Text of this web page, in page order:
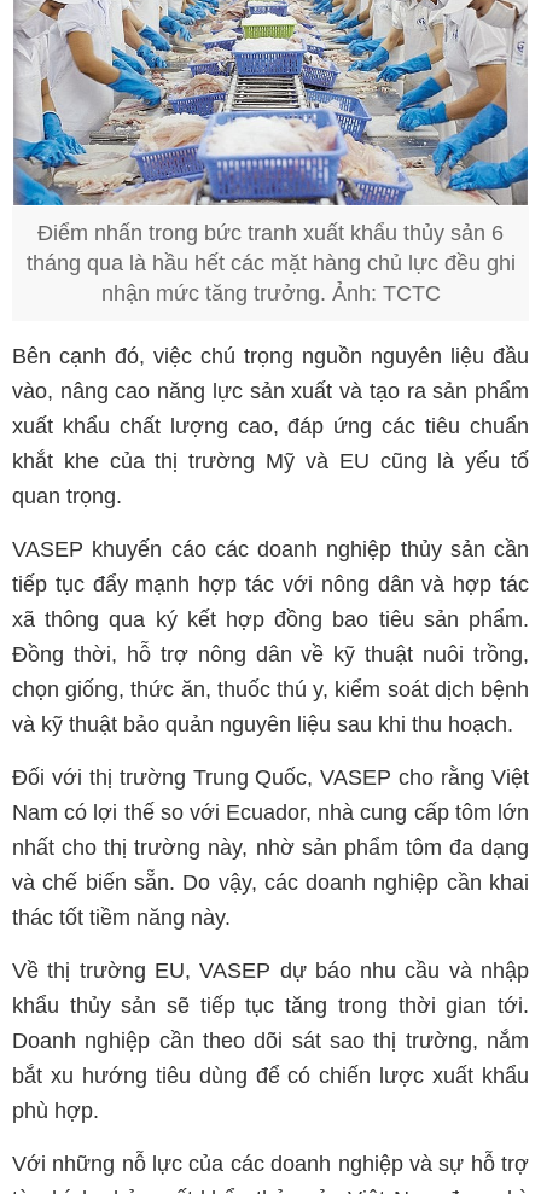
Điểm nhấn trong bức tranh xuất khẩu thủy sản 6
tháng qua là hầu hết các mặt hàng chủ lực đều ghi
nhận mức tăng trưởng. Ảnh: TCTC
Bên cạnh đó, việc chú trọng nguồn nguyên liệu đầu
vào, nâng cao năng lực sản xuất và tạo ra sản phẩm
xuất khẩu chất lượng cao, đáp ứng các tiêu chuẩn
khắt khe của thị trường Mỹ và EU cũng là yếu tố
quan trọng.
VASEP khuyến cáo các doanh nghiệp thủy sản cần
tiếp tục đẩy mạnh hợp tác với nông dân và hợp tác
xã thông qua ký kết hợp đồng bao tiêu sản phẩm.
Đồng thời, hỗ trợ nông dân về kỹ thuật nuôi trồng,
chọn giống, thức ăn, thuốc thú y, kiểm soát dịch bệnh
và kỹ thuật bảo quản nguyên liệu sau khi thu hoạch.
Đối với thị trường Trung Quốc, VASEP cho rằng Việt
Nam có lợi thế so với Ecuador, nhà cung cấp tôm lớn
nhất cho thị trường này, nhờ sản phẩm tôm đa dạng
và chế biến sẵn. Do vậy, các doanh nghiệp cần khai
thác tốt tiềm năng này.
Về thị trường EU, VASEP dự báo nhu cầu và nhập
khẩu thủy sản sẽ tiếp tục tăng trong thời gian tới.
Doanh nghiệp cần theo dõi sát sao thị trường, nắm
bắt xu hướng tiêu dùng để có chiến lược xuất khẩu
phù hợp.
Với những nỗ lực của các doanh nghiệp và sự hỗ trợ